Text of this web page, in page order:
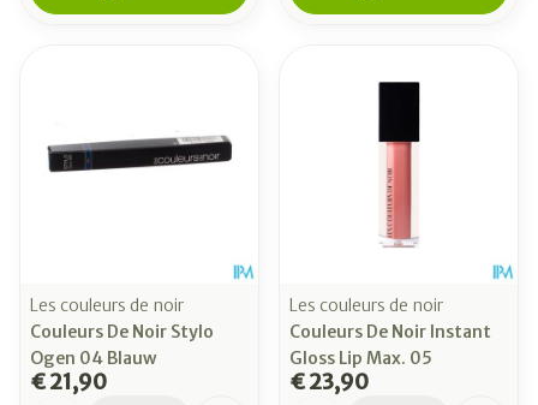
Les couleurs de noir
Couleurs De Noir Stylo
Ogen 04 Blauw
€ 21,90
Les couleurs de noir
Couleurs De Noir Instant
Gloss Lip Max. 05
€ 23,90